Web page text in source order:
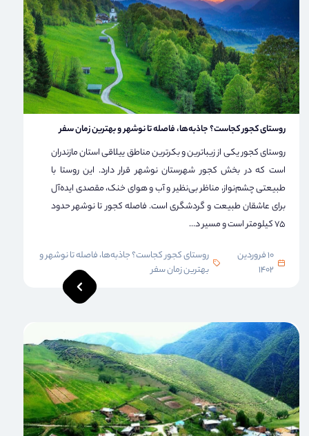
روستای کجور کجاست؟ جاذبه‌ها، فاصله تا نوشهر و بهترین زمان سفر
روستای کجور یکی از زیباترین و بکرترین مناطق ییلاقی استان مازندران
است که در بخش کجور شهرستان نوشهر قرار دارد. این روستا با
طبیعتی چشم‌نواز، مناظر بی‌نظیر و آب و هوای خنک، مقصدی ایده‌آل
برای عاشقان طبیعت و گردشگری است. فاصله کجور تا نوشهر حدود
75 کیلومتر است و مسیر د...
10 فروردین
1402
روستای کجور کجاست؟ جاذبه‌ها، فاصله تا نوشهر و
بهترین زمان سفر